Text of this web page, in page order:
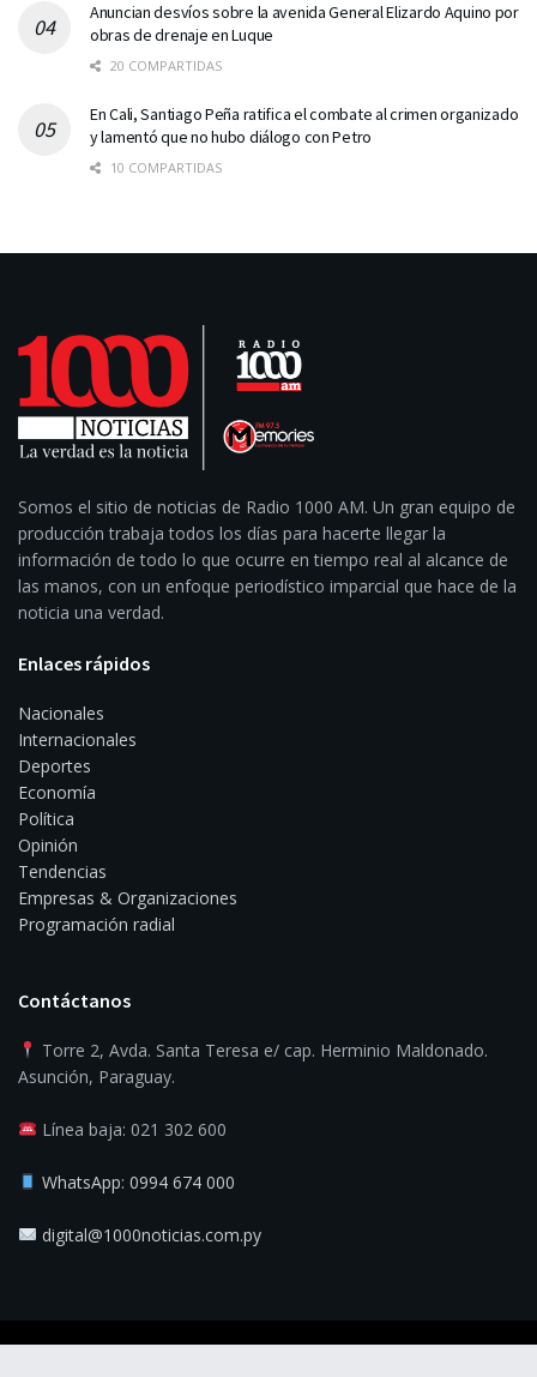
Anuncian desvíos sobre la avenida General Elizardo Aquino por
obras de drenaje en Luque
20 COMPARTIDAS
En Cali, Santiago Peña ratifica el combate al crimen organizado
y lamentó que no hubo diálogo con Petro
10 COMPARTIDAS
Somos el sitio de noticias de Radio 1000 AM. Un gran equipo de
producción trabaja todos los días para hacerte llegar la
información de todo lo que ocurre en tiempo real al alcance de
las manos, con un enfoque periodístico imparcial que hace de la
noticia una verdad.
Enlaces rápidos
Nacionales
Internacionales
Deportes
Economía
Política
Opinión
Tendencias
Empresas & Organizaciones
Programación radial
Contáctanos
Torre 2, Avda. Santa Teresa e/ cap. Herminio Maldonado.
Asunción, Paraguay.
Línea baja: 021 302 600
WhatsApp: 0994 674 000
digital@1000noticias.com.py